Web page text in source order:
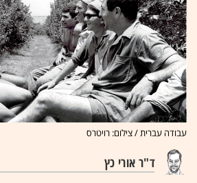
עבודה עברית / צילום: רויטרס
ד"ר אורי כץ